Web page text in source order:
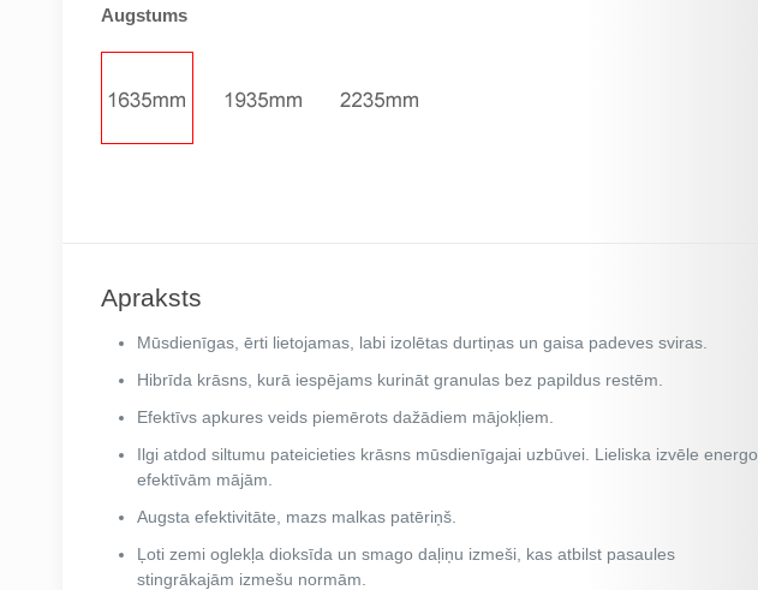
Augstums
Apraksts
Mūsdienīgas, ērti lietojamas, labi izolētas durtiņas un gaisa padeves sviras.
Hibrīda krāsns, kurā iespējams kurināt granulas bez papildus restēm.
Efektīvs apkures veids piemērots dažādiem mājokļiem.
Ilgi atdod siltumu pateicieties krāsns mūsdienīgajai uzbūvei. Lieliska izvēle energo
efektīvām mājām.
Augsta efektivitāte, mazs malkas patēriņš.
Ļoti zemi oglekļa dioksīda un smago daļiņu izmeši, kas atbilst pasaules
stingrākajām izmešu normām.